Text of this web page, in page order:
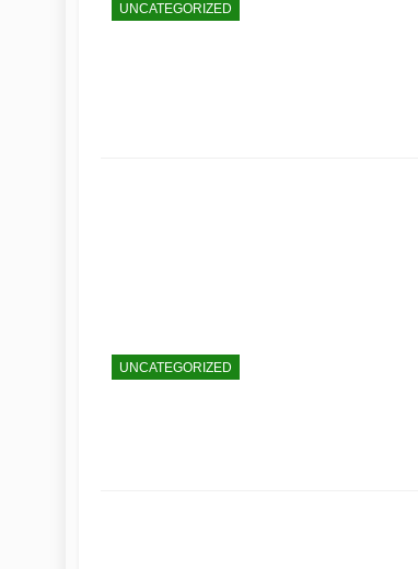
UNCATEGORIZED
UNCATEGORIZED